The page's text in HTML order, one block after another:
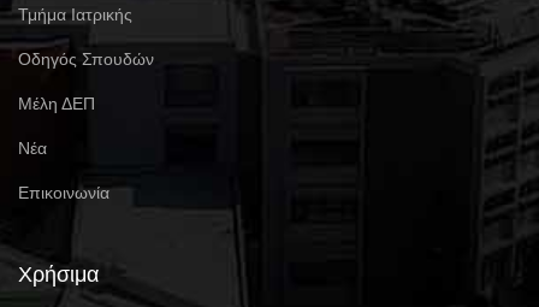
Τμήμα Ιατρικής
Οδηγός Σπουδών
Μέλη ΔΕΠ
Νέα
Επικοινωνία
Χρήσιμα